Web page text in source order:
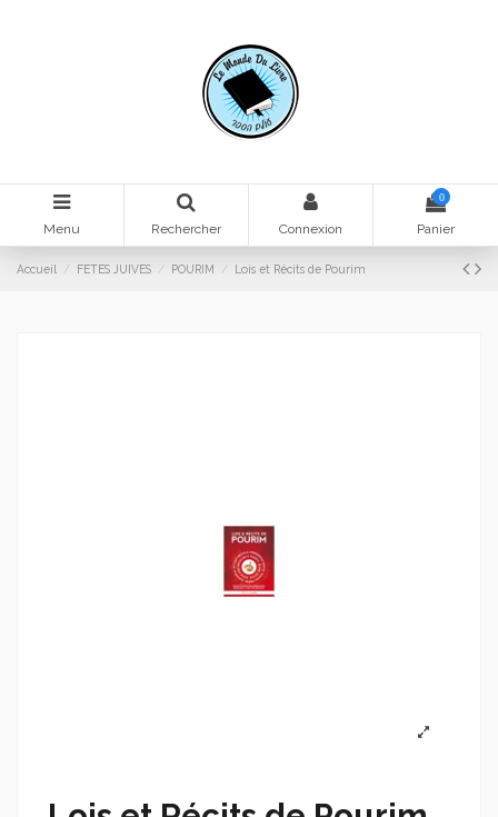
Menu Rechercher Connexion
0
Panier
Accueil FETES JUIVES POURIM Lois et Récits de Pourim